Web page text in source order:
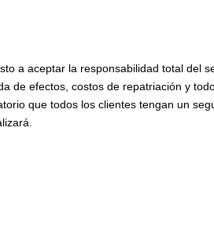
a aceptar la responsabilidad total del
de efectos, costos de repatriación y
que todos los clientes tengan un